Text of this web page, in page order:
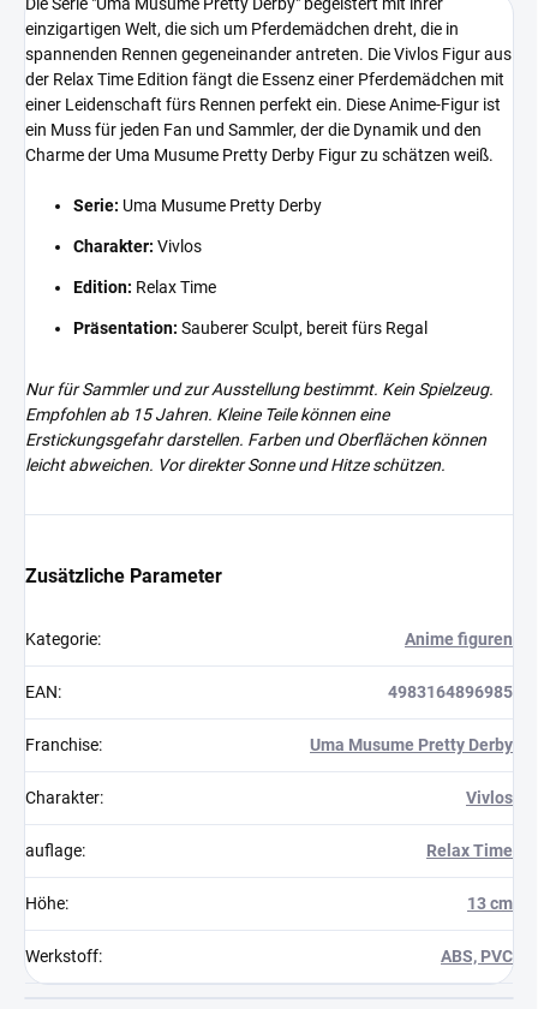
einzigartigen Welt, die sich um Pferdemädchen dreht, die in
spannenden Rennen gegeneinander antreten. Die Vivlos Figur aus
der Relax Time Edition fängt die Essenz einer Pferdemädchen mit
einer Leidenschaft fürs Rennen perfekt ein. Diese Anime-Figur ist
ein Muss für jeden Fan und Sammler, der die Dynamik und den
Charme der Uma Musume Pretty Derby Figur zu schätzen weiß.
Serie: Uma Musume Pretty Derby
Charakter: Vivlos
Edition: Relax Time
Präsentation: Sauberer Sculpt, bereit fürs Regal
Nur für Sammler und zur Ausstellung bestimmt. Kein Spielzeug.
Empfohlen ab 15 Jahren. Kleine Teile können eine
Erstickungsgefahr darstellen. Farben und Oberflächen können
leicht abweichen. Vor direkter Sonne und Hitze schützen.
Zusätzliche Parameter
Kategorie: Anime figuren
EAN: 4983164896985
Franchise: Uma Musume Pretty Derby
Charakter: Vivlos
auflage: Relax Time
Höhe: 13 cm
Werkstoff: ABS, PVC